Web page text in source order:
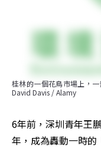
桂林的一個花鳥市場上，
David Davis / Alamy
6年前，深圳青年王
年，成為轟動一時